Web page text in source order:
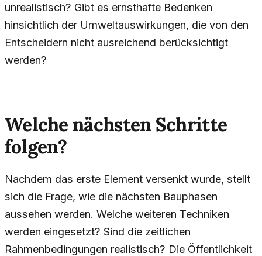
unrealistisch? Gibt es ernsthafte Bedenken
hinsichtlich der Umweltauswirkungen, die von den
Entscheidern nicht ausreichend berücksichtigt
werden?
Welche nächsten Schritte
folgen?
Nachdem das erste Element versenkt wurde, stellt
sich die Frage, wie die nächsten Bauphasen
aussehen werden. Welche weiteren Techniken
werden eingesetzt? Sind die zeitlichen
Rahmenbedingungen realistisch? Die Öffentlichkeit